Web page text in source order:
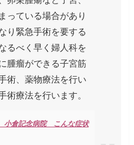
っている場合があり
り緊急手術を要する
るべく早く婦人科を
腫瘤ができる子宮筋
術、薬物療法を行い
術療法を行います。
小倉記念病院 こんな症状